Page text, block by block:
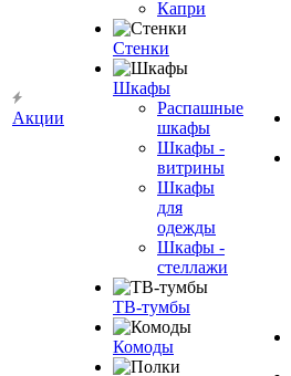
Акции
Капри
Стенки
Шкафы
Распашные
шкафы
Шкафы -
витрины
Шкафы
для
одежды
Шкафы -
стеллажи
ТВ-тумбы
Комоды